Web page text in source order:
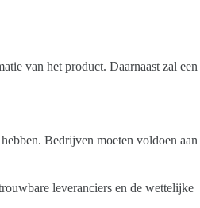
van het product. Daarnaast zal een
Bedrijven moeten voldoen aan
leveranciers en de wettelijke